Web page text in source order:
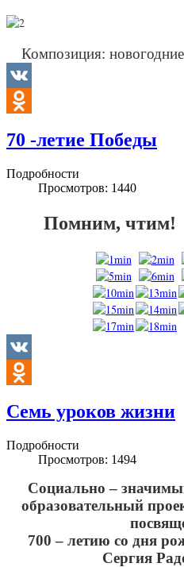
Композиция:
VK
70 -летие Победы
Подробности
Просмотров: 1440
Помним, чтим!
VK
Семь уроков жизни
Подробности
Просмотров: 1494
Социально –
образовательный
700 – летию со дня
Сергия